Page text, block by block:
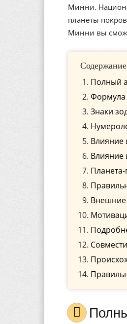
Минни.
планеты
Минни вы
Содержание
Полный
Формула
Знаки
Внешние
Полный анализ имени Минни, значение, и расшифровка